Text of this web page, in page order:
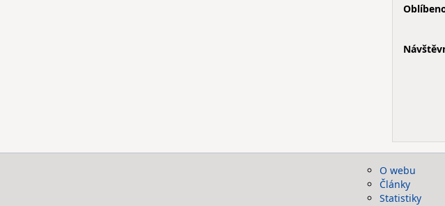
O webu
Články
Statistiky